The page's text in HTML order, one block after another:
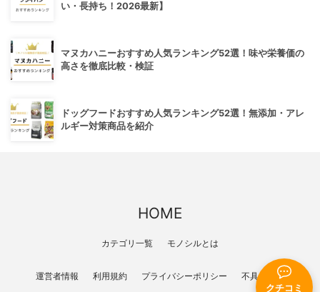
クチコミ
い・長持ち！2026最新】
マヌカハニーおすすめ人気ランキング52選！味や栄養価の
高さを徹底比較・検証
ドッグフードおすすめ人気ランキング52選！無添加・アレ
ルギー対策商品を紹介
HOME
カテゴリ一覧 モノシルとは
運営者情報 利用規約 プライバシーポリシー 不具合報告